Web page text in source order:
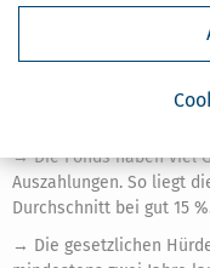
neue Welle von
→ Die Anleger ziehen
→ Die Fonds haben viel
Auszahlungen. So liegt
Durchschnitt bei gut 15
→ Die gesetzlichen